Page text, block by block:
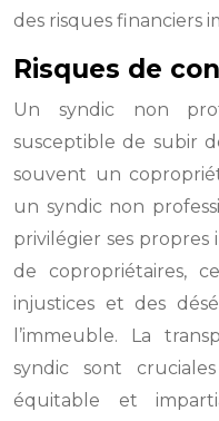
des risques financiers
Risques de
Un syndic non
susceptible de subir
souvent un
un syndic non
privilégier ses
de copropriétaires,
injustices et des
l’immeuble. La
syndic sont
équitable et